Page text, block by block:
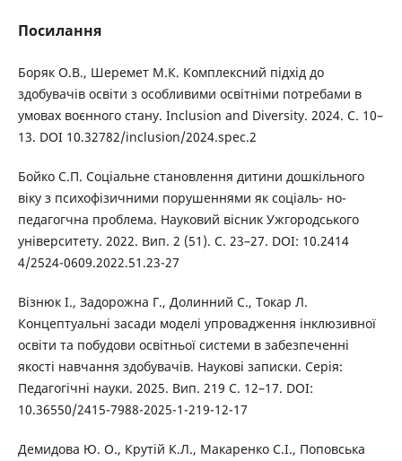
Посилання
Боряк О.В., Шеремет М.К. Комплексний підхід до
здобувачів освіти з особливими освітніми потребами в
умовах воєнного стану. Inclusion and Diversity. 2024. С. 10–
13. DOI 10.32782/inclusion/2024.spec.2
Бойко С.П. Соціальне становлення дитини дошкільного
віку з психофізичними порушеннями як соціаль- но-
педагогчна проблема. Науковий вісник Ужгородського
університету. 2022. Вип. 2 (51). С. 23–27. DOI: 10.2414
4/2524-0609.2022.51.23-27
Візнюк І., Задорожна Г., Долинний С., Токар Л.
Концептуальні засади моделі упровадження інклюзивної
освіти та побудови освітньої системи в забезпеченні
якості навчання здобувачів. Наукові записки. Серія:
Педагогічні науки. 2025. Вип. 219 С. 12–17. DOI:
10.36550/2415-7988-2025-1-219-12-17
Демидова Ю. О., Крутій К.Л., Макаренко С.І., Поповська